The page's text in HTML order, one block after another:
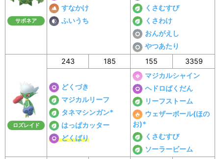
サボネア
すなかけ
ふいうち
くさむすび
くさわけ
おんがえし
やつあたり
ロズレイド
243 185 155 3359
どくづき
マジカルリーフ
タネマシンガン*
はっぱカッター
どくばり
マジカルシャイン
ヘドロばくだん
リーフストーム
ウェザーボール(ほの
お)*
くさむすび
ソーラービーム